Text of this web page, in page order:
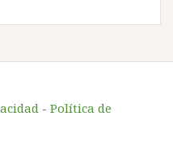
- Política de